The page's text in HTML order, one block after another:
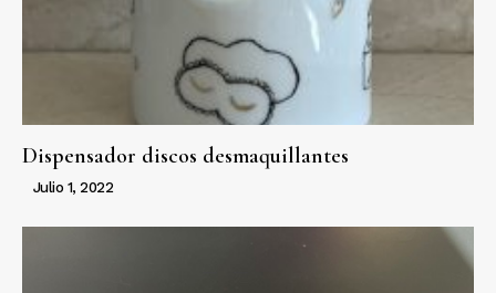
Dispensador discos desmaquillantes
Julio 1, 2022